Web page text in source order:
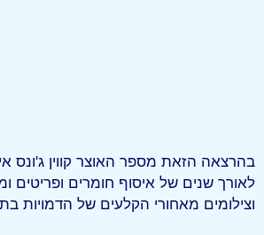
בהרצאה הזאת מספר האוצר קווין ג'ונס
לאורך שנים של איסוף חומרים ופריטים
וצילומים מאחורי הקלעים של הדמויות